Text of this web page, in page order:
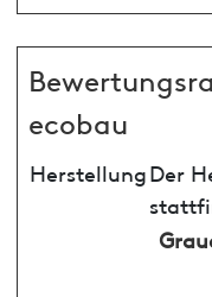
ecobau
HerstellungDer